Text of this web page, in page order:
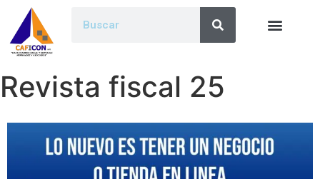
Revista fiscal 25